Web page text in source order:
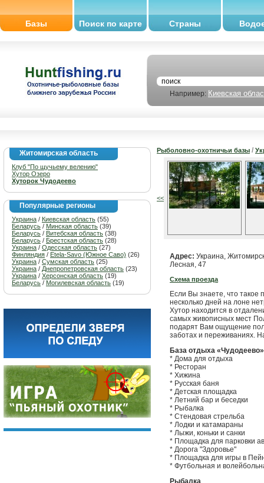
Базы Поиск по карте Страны
Например: Киевская
Житомирская область
Клуб "По щучьему велению"
Хутор Озеро
Хуторок Чудодеево
Популярные регионы
Украина / Киевская область (55)
Беларусь / Минская область (39)
Беларусь / Витебская область (38)
Беларусь / Брестская область (28)
Украина / Одесская область (27)
Финляндия / Etela-Savo (Южное Саво) (26)
Украина / Сумская область (25)
Украина / Днепропетровская область (23)
Украина / Херсонская область (19)
Беларусь / Могилевская область (19)
Рыболовно-охотничьи базы /
<<
Адрес: Украина,
Лесная, 47
Схема проезда
Если Вы знаете, что такое
несколько дней на лоне
Хутор находится в
самых живописных мест
подарят Вам ощущение
заботах и переживаниях.
База отдыха
* Дома для отдыха
* Ресторан
* Хижина
* Русская баня
* Детская площадка
* Летний бар и беседки
* Рыбалка
* Стендовая стрельба
* Лодки и катамараны
* Лыжи, коньки и санки
* Площадка для парковки
* Дорога "Здоровье"
* Площадка для игры в
* Футбольная и
Рыбалка